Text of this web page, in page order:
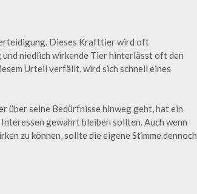
Dieses Krafttier wird oft
niedlich wirkende Tier hinterlässt oft den
Urteil verfällt, wird sich schnell eines
über seine Bedürfnisse hinweg geht, hat ein
gewahrt bleiben sollten. Auch wenn
zu können, sollte die eigene Stimme dennoch